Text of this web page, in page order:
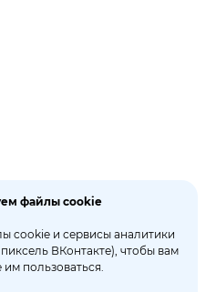
файлы cookie
cookie и сервисы аналитики
ВКонтакте), чтобы вам
пользоваться.